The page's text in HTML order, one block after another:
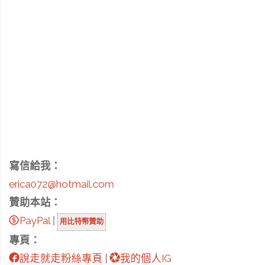
寫信給我：
erica072@hotmail.com
贊助本站：
PayPal | 用比特幣贊助
專頁：
說走就走粉絲專頁 |
我的個人IG